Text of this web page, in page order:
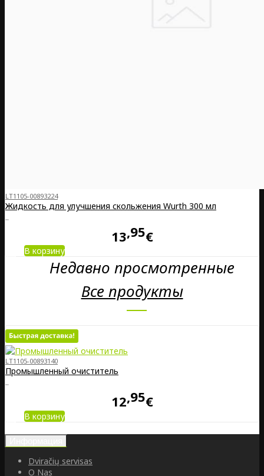
LT1105-00893224
Жидкость для улучшения скольжения Wurth 300 мл
..
13 95€
В корзину
Недавно просмотренные
Все продукты
LT1105-00893140
Промышленный очиститель
..
12 95€
В корзину
Dviračių servisas
O Nas